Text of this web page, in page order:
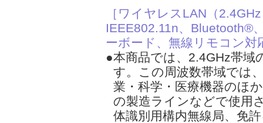
［ワイヤレスLAN（
IEEE802.11n、Bluetooth®
ーボード、無線リモコン対
●本商品では、2.4GHz帯域
す。この周波数帯域では
業・科学・医療機器のほ
の製造ラインなどで使用
体識別用構内無線局、免